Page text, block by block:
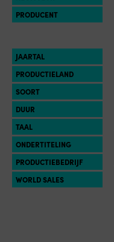
PRODUCENT
JAARTAL
PRODUCTIELAND
SOORT
DUUR
TAAL
ONDERTITELING
PRODUCTIEBEDRIJF
WORLD SALES